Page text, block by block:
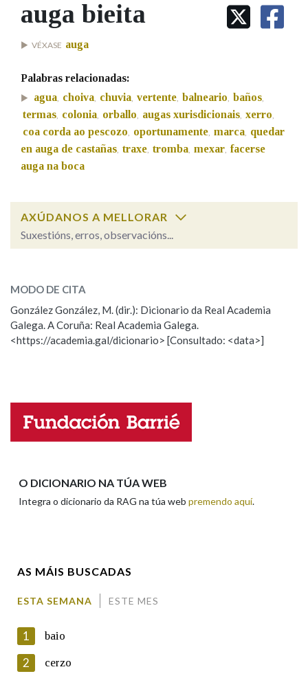
IDENTIDADE CORPORATIVA
MARCIAL DEL ADALID
FIGURAS HOMENAXEADAS
PORTAL DAS PALABRAS
Facebook
TwitterYoutubeInstagram
Bluesky
BUSCAR NOS LEMAS
Comeza por
Remata por
Contén
BUSCAR NO CONTIDO
Nas definicións
Nos exemplos
Na fraseoloxía
Pertence a
auga bieita
VÉXASE auga
Palabras relacionadas:
agua, choiva, chuvia, vertente, balneario, baños,
termas, colonia, orballo, augas xurisdicionais, xerro,
coa corda ao pescozo, oportunamente, marca, quedar
en auga de castañas, traxe, tromba, mexar, facerse
auga na boca
AXÚDANOS A MELLORAR
Suxestións, erros, observacións...
ESCOLLE UNHA OPCIÓN:
Observación Hai un erro na palabra
Propoño mellorar a definición
Nome
MODO DE CITA
González González, M. (dir.): Dicionario da Real Academia
Galega. A Coruña: Real Academia Galega.
<https://academia.gal/dicionario> [Consultado: <data>]
O DICIONARIO NA TÚA WEB
Integra o dicionario da RAG na túa web premendo aquí.
AS MÁIS BUSCADAS
ESTA SEMANA ESTE MES
1 baio
2 cerzo